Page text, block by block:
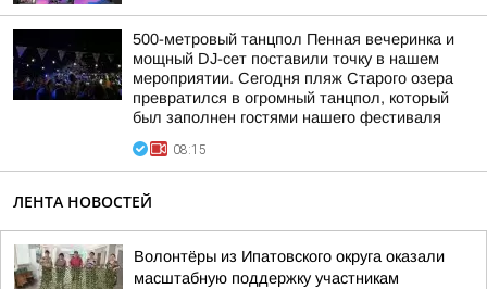
500-метровый танцпол Пенная вечеринка и
мощный DJ-сет поставили точку в нашем
мероприятии. Сегодня пляж Старого озера
превратился в огромный танцпол, который
был заполнен гостями нашего фестиваля
08:15
ЛЕНТА НОВОСТЕЙ
Волонтёры из Ипатовского округа оказали
масштабную поддержку участникам